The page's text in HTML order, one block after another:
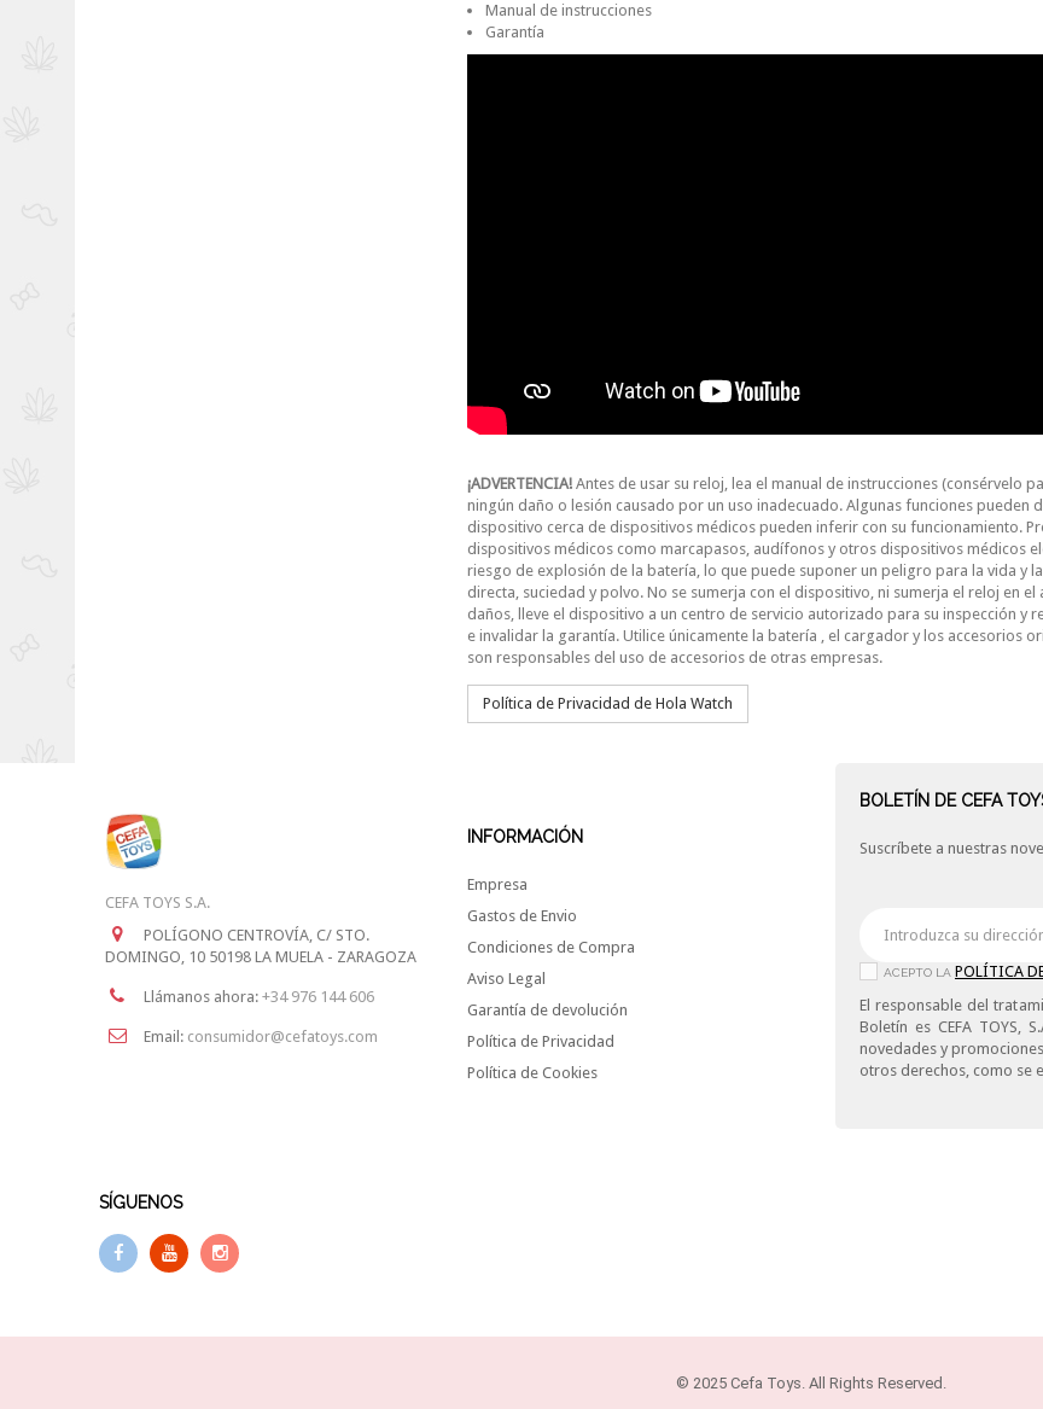
Manual de instrucciones
Garantía
¡ADVERTENCIA! Antes de usar su reloj, lea el manual de instrucciones (consérvelo
ningún daño o lesión causado por un uso inadecuado. Algunas funciones pueden
dispositivo cerca de dispositivos médicos pueden inferir con su funcionamiento.
dispositivos médicos como marcapasos, audífonos y otros dispositivos médicos
riesgo de explosión de la batería, lo que puede suponer un peligro para la vida y
directa, suciedad y polvo. No se sumerja con el dispositivo, ni sumerja el reloj en
daños, lleve el dispositivo a un centro de servicio autorizado para su inspección
e invalidar la garantía. Utilice únicamente la batería , el cargador y los accesorios
son responsables del uso de accesorios de otras empresas.
Política de Privacidad de Hola Watch
CEFA TOYS S.A.
POLÍGONO CENTROVÍA, C/ STO.
DOMINGO, 10 50198 LA MUELA - ZARAGOZA
Llámanos ahora: +34 976 144 606
Email: consumidor@cefatoys.com
INFORMACIÓN
Empresa
Gastos de Envio
Condiciones de Compra
Aviso Legal
Garantía de devolución
Política de Privacidad
Política de Cookies
BOLETÍN DE CEFA
Suscríbete a nuestras
ACEPTO LA POLÍTICA
El responsable del
Boletín es CEFA TOYS,
novedades y
otros derechos, como se
SÍGUENOS
© 2025 Cefa Toys. All Rights Reserved.